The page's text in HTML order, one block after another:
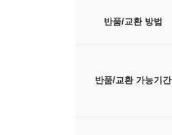
반품/교환 방법
반품/교환 가능기간